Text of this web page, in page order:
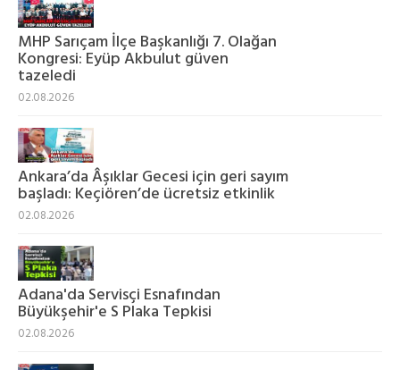
MHP Sarıçam İlçe Başkanlığı 7. Olağan
Kongresi: Eyüp Akbulut güven
tazeledi
02.08.2026
Ankara’da Âşıklar Gecesi için geri sayım
başladı: Keçiören’de ücretsiz etkinlik
02.08.2026
Adana'da Servisçi Esnafından
Büyükşehir'e S Plaka Tepkisi
02.08.2026